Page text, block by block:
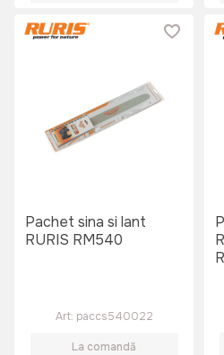
Pachet sina si lant
RURIS RM540
Art: paccs540022
La comandă